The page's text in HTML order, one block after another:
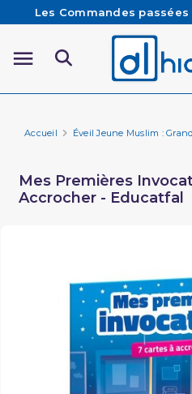
Les Commandes passées
sont préparées et
Besoin d'aide ?
Livraison offerte à
Accueil Éveil Jeune Muslim :
Mes Premières
Accrocher - Educatfal